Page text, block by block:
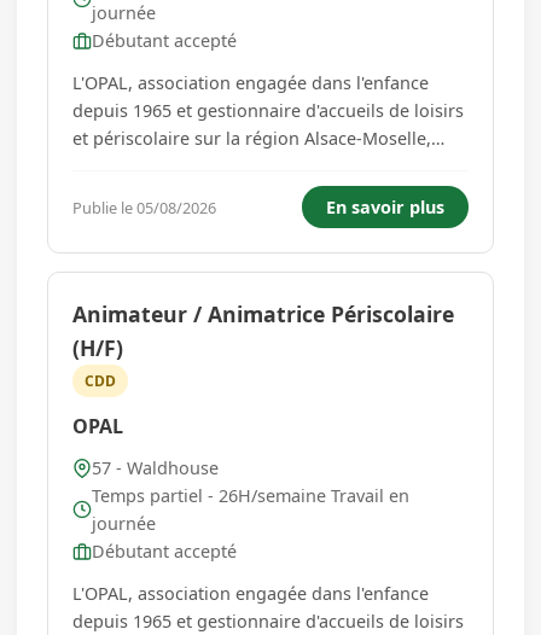
journée
Débutant accepté
L'OPAL, association engagée dans l'enfance
depuis 1965 et gestionnaire d'accueils de loisirs
et périscolaire sur la région Alsace-Moselle,
périscolaire (H/F) pour sa structure de
WALDHOUSE (Moselle). Missions : - Accueillir et
accompagner les enfants dans leu...
Publie le 05/08/2026 En savoir plus
Animateur / Animatrice Périscolaire
(H/F)
CDD
OPAL
57 - Waldhouse
Temps partiel - 26H/semaine Travail en
journée
Débutant accepté
L'OPAL, association engagée dans l'enfance
depuis 1965 et gestionnaire d'accueils de loisirs